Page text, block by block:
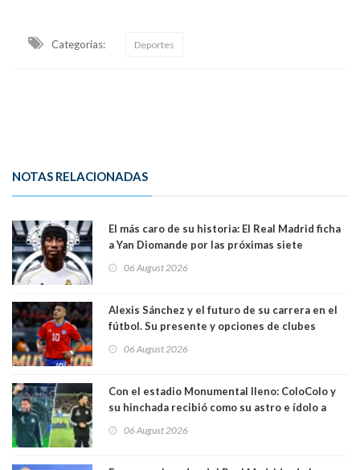
Categorias: Deportes
NOTAS RELACIONADAS
El más caro de su historia: El Real Madrid ficha
a Yan Diomande por las próximas siete
06 August 2026
Alexis Sánchez y el futuro de su carrera en el
fútbol. Su presente y opciones de clubes
06 August 2026
Con el estadio Monumental lleno: ColoColo y
su hinchada recibió como su astro e ídolo a
06 August 2026